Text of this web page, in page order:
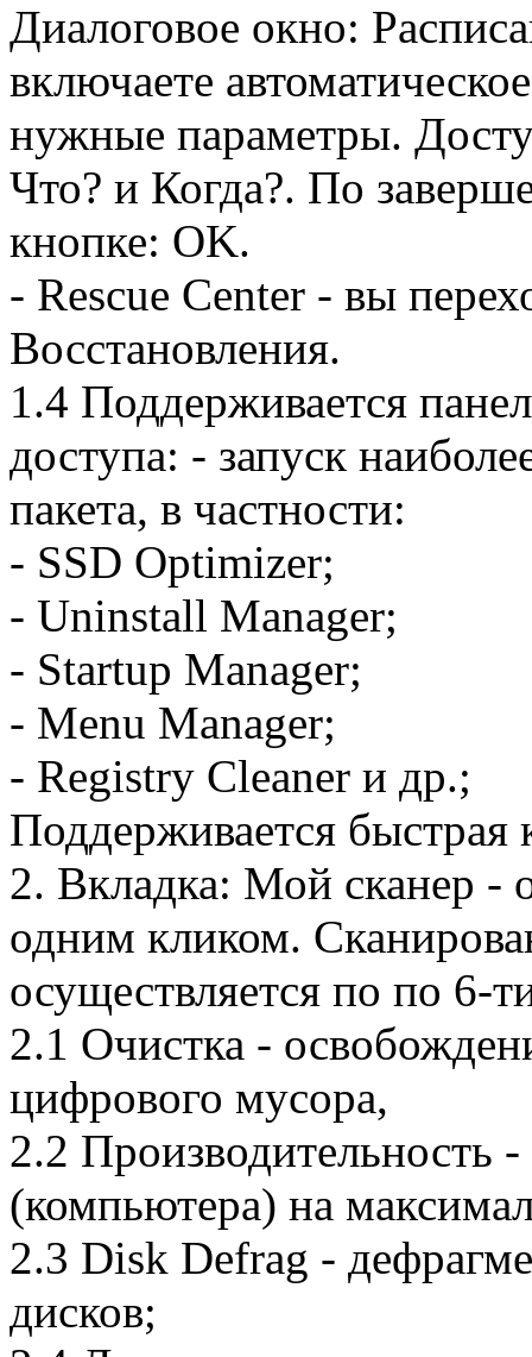
Диалоговое окно:
включаете
нужные параметры.
Что? и Когда?. По
кнопке: OK.
- Rescue Center - вы
Восстановления.
1.4 Поддерживается
доступа: - запуск
пакета, в частности:
- SSD Optimizer;
- Uninstall Manager;
- Startup Manager;
- Menu Manager;
- Registry Cleaner и др.;
Поддерживается быстрая
2. Вкладка: Мой сканер -
одним кликом.
осуществляется по по 6-
2.1 Очистка -
цифрового мусора,
2.2 Производительность
(компьютера) на
2.3 Disk Defrag -
дисков;